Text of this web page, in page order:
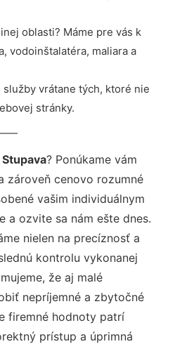
oblasti? Máme pre vás k
vodoinštalatéra, maliara a
vrátane tých, ktoré nie
stránky.
? Ponúkame vám
zároveň cenovo rozumné
vašim individuálnym
a ozvite sa nám ešte dnes.
nielen na precíznosť a
kontrolu vykonanej
že aj malé
nepríjemné a zbytočné
firemné hodnoty patrí
prístup a úprimná